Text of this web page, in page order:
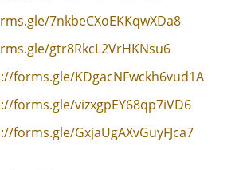
7nkbeCXoEKKqwXDa8
gtr8RkcL2VrHKNsu6
forms.gle/KDgacNFwckh6vud1A
forms.gle/vizxgpEY68qp7iVD6
forms.gle/GxjaUgAXvGuyFJca7